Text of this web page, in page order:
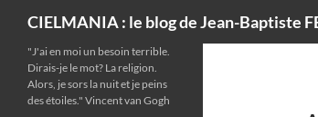
CIELMANIA : le blog de Jean-Baptiste
"J'ai en moi un besoin terrible.
Dirais-je le mot? La religion.
Alors, je sors la nuit et je peins
des étoiles." Vincent van Gogh